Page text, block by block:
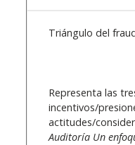
Triángulo del
Representa las
incentivos/
actitudes/
Auditoría Un